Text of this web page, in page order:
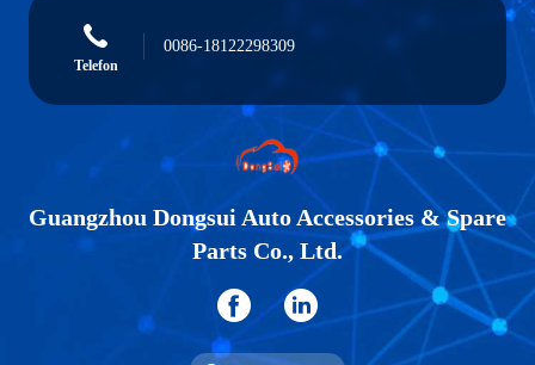
Telefon
0086-18122298309
Guangzhou Dongsui Auto Accessories & Spare
Parts Co., Ltd.